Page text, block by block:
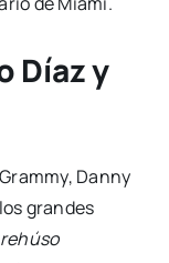
Díaz y
Danny
grandes